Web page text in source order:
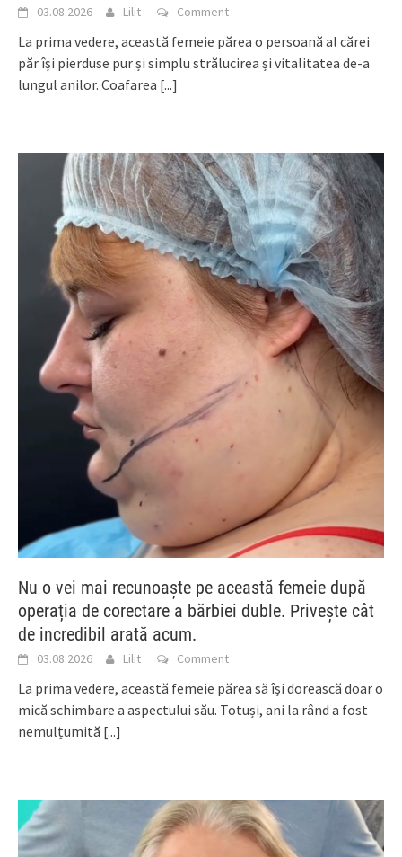
03.08.2026 Lilit Comment
La prima vedere, această femeie părea o persoană al cărei
păr își pierduse pur și simplu strălucirea și vitalitatea de-a
lungul anilor. Coafarea [...]
Nu o vei mai recunoaște pe această femeie după
operația de corectare a bărbiei duble. Privește cât
de incredibil arată acum.
03.08.2026 Lilit Comment
La prima vedere, această femeie părea să își dorească doar o
mică schimbare a aspectului său. Totuși, ani la rând a fost
nemulțumită [...]